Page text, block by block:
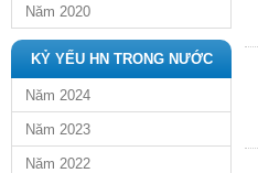
Năm 2020
KỶ YẾU HN TRONG NƯỚC
Năm 2024
Năm 2023
Năm 2022